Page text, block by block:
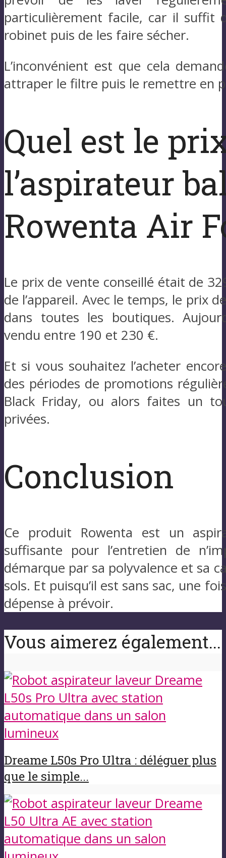
particulièrement facile, car il suffit
robinet puis de les faire sécher.
L’inconvénient est que cela
attraper le filtre puis le remettre en
Quel est le
l’aspirateur
Rowenta Air
Le prix de vente conseillé était de
de l’appareil. Avec le temps, le prix
dans toutes les boutiques.
vendu entre 190 et 230 €.
Et si vous souhaitez l’acheter
des périodes de promotions
Black Friday, ou alors faites un
privées.
Conclusion
Ce produit Rowenta est un
suffisante pour l’entretien de
démarque par sa polyvalence et sa
sols. Et puisqu’il est sans sac, une
dépense à prévoir.
Vous aimerez également...
Dreame L50s Pro Ultra : déléguer plus
que le simple...